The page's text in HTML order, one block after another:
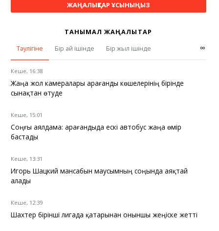
ЖАҢАЛЫҚТАР ҰСЫНЫҢЫЗ
ТАНЫМАЛ ЖАҢАЛЫҚТАР
Тәулігіне
Бір ай ішінде Бір жыл ішінде ∞
Кеше, 16:38
Жаңа жол камералары Қарағанды көшелерінің бірінде
сынақтан өтуде
Кеше, 15:01
Соңғы аялдама: Қарағандыда ескі автобус жаңа өмір
бастады
Кеше, 13:31
Игорь Шацкий мансабын маусымның соңында аяқтай
алады
Кеше, 12:39
Шахтер бірінші лигада қатарынан оныншы жеңіске жетті